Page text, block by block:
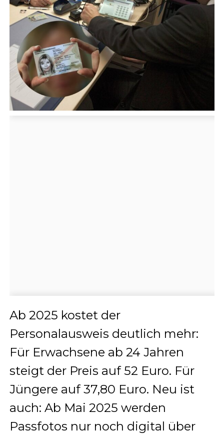
Ab 2025 kostet der
Personalausweis deutlich mehr:
Für Erwachsene ab 24 Jahren
steigt der Preis auf 52 Euro. Für
Jüngere auf 37,80 Euro. Neu ist
auch: Ab Mai 2025 werden
Passfotos nur noch digital über